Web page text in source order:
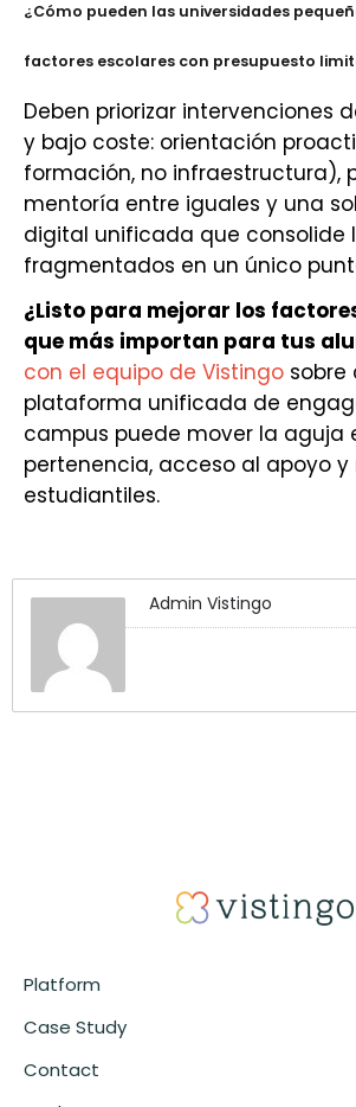
¿Cómo pueden las universidades
factores escolares con presupuesto
Deben priorizar intervenciones
y bajo coste: orientación
formación, no infraestructura),
mentoría entre iguales y una
digital unificada que consolide
fragmentados en un único
¿Listo para mejorar los
que más importan para tus
con el equipo de Vistingo sobre
plataforma unificada de
campus puede mover la aguja
pertenencia, acceso al apoyo y
estudiantiles.
Admin Vistingo
Platform
Case Study
Contact